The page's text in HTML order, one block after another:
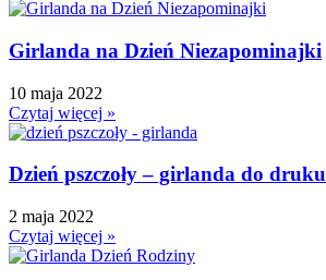
Grafomotoryka
↳ Dopasuj i opowiedź
↳ Ja mam kto ma
↳ Labirynt podłogowy
↳ Puzzle
H
Halloween
Girlanda na Dzień Niezapominajki
10 maja 2022
Czytaj więcej »
Dzień pszczoły – girlanda do druku
2 maja 2022
Czytaj więcej »